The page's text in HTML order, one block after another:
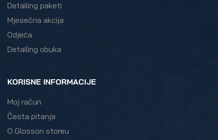
Detailing paketi
Mjesečna akcija
Odjeća
Detailing obuka
KORISNE INFORMACIJE
Moj račun
Česta pitanja
O Glosson storeu